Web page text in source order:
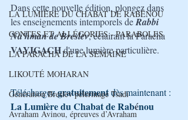
LA LUMIÈRE DU CHABAT DE RABÉNOU
CONTES ET ALLÉGORIES - PARABOLES
LA PARACHA DE LA SEMAINE
LIKOUTÉ MOHARAN
Génération Breslev pèlerinage Tsadi
Avraham Avinou, épreuves d’Avraham
Dans cette nouvelle édition, plongez dans
les enseignements intemporels de Rabbi
Na'hman de Breslev, éclairant la Paracha
VAYIGACH d'une lumière particulière.
Téléchargez gratuitement dès maintenant :
La Lumière du Chabat de Rabénou